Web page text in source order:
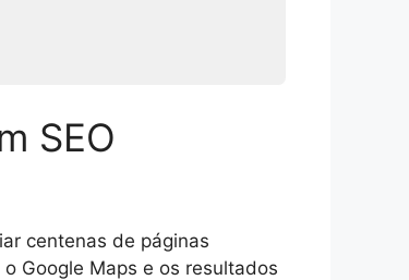
SEO
centenas de páginas
Google Maps e os resultados